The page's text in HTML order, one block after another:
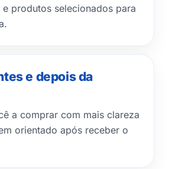
produtos selecionados para
e depois da
a comprar com mais clareza
orientado após receber o